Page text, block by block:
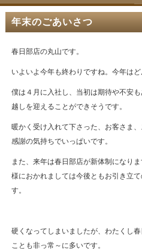
年末のごあいさつ
春日部店の丸山です。
いよいよ今年も終わりですね。今年は
僕は４月に入社し、当初は期待や不安
越しを迎えることができそうです。
暖かく受け入れて下さった、お客さま
感謝の気持ちでいっぱいです。
また、来年は春日部店が新体制になり
様におかれましては今後ともお引き立
す。
硬くなってしまいましたが、わたくし
ことも非っ常～に多いです。